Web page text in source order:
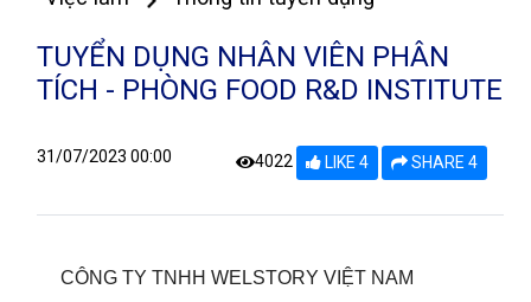
TUYỂN DỤNG NHÂN VIÊN PHÂN
TÍCH - PHÒNG FOOD R&D INSTITUTE
31/07/2023 00:00 4022 LIKE 4 SHARE 4
CÔNG TY TNHH WELSTORY VIỆT NAM